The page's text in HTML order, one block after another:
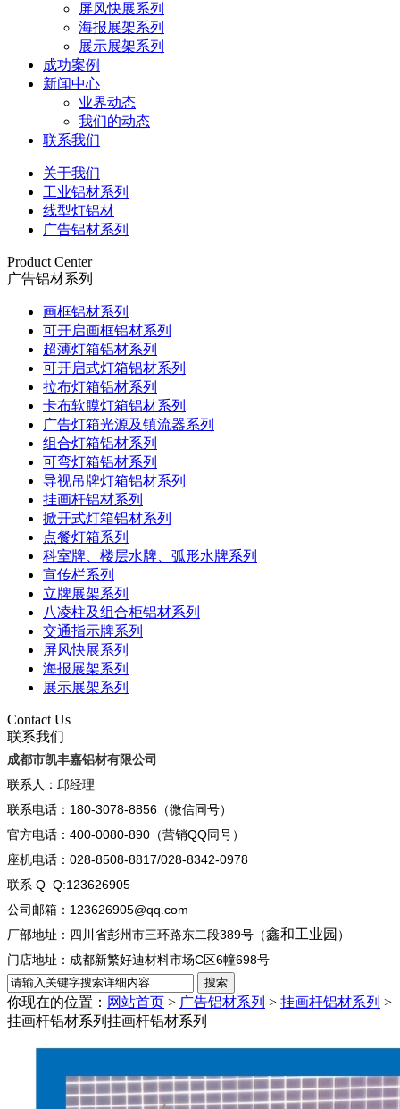
屏风快展系列
海报展架系列
展示展架系列
成功案例
新闻中心
业界动态
我们的动态
联系我们
关于我们
工业铝材系列
线型灯铝材
广告铝材系列
Product Center
广告铝材系列
画框铝材系列
可开启画框铝材系列
超薄灯箱铝材系列
可开启式灯箱铝材系列
拉布灯箱铝材系列
卡布软膜灯箱铝材系列
广告灯箱光源及镇流器系列
组合灯箱铝材系列
可弯灯箱铝材系列
导视吊牌灯箱铝材系列
挂画杆铝材系列
掀开式灯箱铝材系列
点餐灯箱系列
科室牌、楼层水牌、弧形水牌系列
宣传栏系列
立牌展架系列
八凌柱及组合柜铝材系列
交通指示牌系列
屏风快展系列
海报展架系列
展示展架系列
Contact Us
联系我们
成都市凯丰嘉铝材有限公司
联系人：邱经理
联系电话：180-3078-8856（微信同号）
官方电话：400-0080-890（营销QQ同号）
座机电话：028-8508-8817/028-8342-0978
联系 Q Q:123626905
公司邮箱：123626905@qq.com
厂部地址：四川省彭州市三环路东二段389号（鑫和工业园 ）
门店地址：成都新繁好迪材料市场C区6幢698号
你现在的位置： 网站首页 > 广告铝材系列 > 挂画杆铝材系列 >
挂画杆铝材系列 挂画杆铝材系列